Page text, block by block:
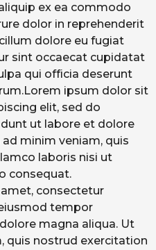
ex ea commodo
dolor in reprehenderit
dolore eu fugiat
sint occaecat cupidatat
qui officia deserunt
ipsum dolor sit
elit, sed do
ut labore et dolore
minim veniam, quis
laboris nisi ut
consequat.
consectetur
tempor
magna aliqua. Ut
quis nostrud exercitation